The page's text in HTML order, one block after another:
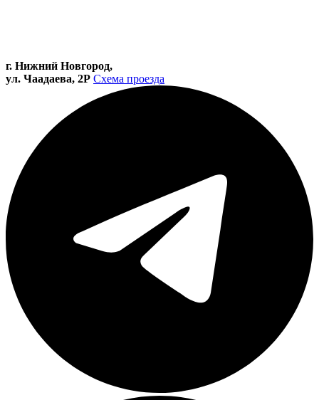
г. Нижний Новгород,
ул. Чаадаева, 2Р Схема проезда